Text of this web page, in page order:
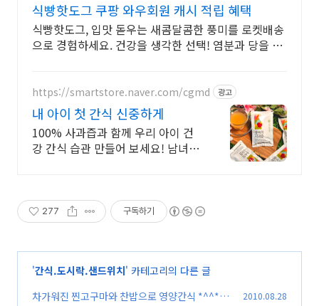
식빵핫도그 쿠팡 와우회원 캐시 적립 혜택
식빵핫도그, 입맛 돋우는 새콤달콤한 풍미를 로켓배송
으로 경험하세요. 건강을 생각한 선택! 염분과 당을 줄
https://smartstore.naver.com/cgmd 광고
내 아이 첫 간식 신중하게
100% 사과즙과 함께 우리 아이 건
강 간식 습관 만들어 보세요! 남녀노
277 구독하기
'간식.도시락.샌드위치' 카테고리의 다른 글
차가워진 찐고구마와 찬밥으로 영양간식 *^^*
(7
2010.08.28